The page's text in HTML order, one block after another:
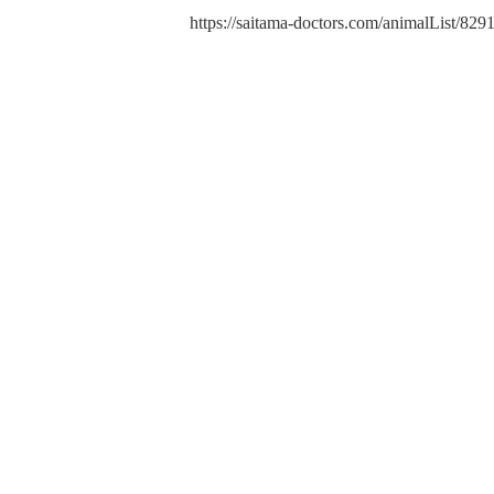
https://saitama-doctors.com/animalList/